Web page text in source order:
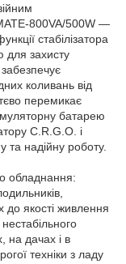
800VA/500W —
стабілізатора
для захисту
коливань від
перемикає
батарею
C.R.G.O. і
та надійну роботу.
обладнання:
до якості живлення
на дачах і в
техніки з ладу